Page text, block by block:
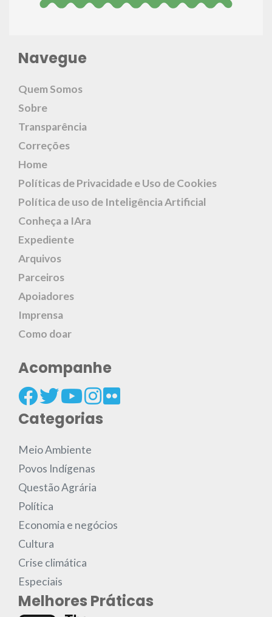
Navegue
Quem Somos
Sobre
Transparência
Correções
Home
Políticas de Privacidade e Uso de Cookies
Política de uso de Inteligência Artificial
Conheça a IAra
Expediente
Arquivos
Parceiros
Apoiadores
Imprensa
Como doar
Acompanhe
Categorias
Meio Ambiente
Povos Indígenas
Questão Agrária
Política
Economia e negócios
Cultura
Crise climática
Especiais
Melhores Práticas